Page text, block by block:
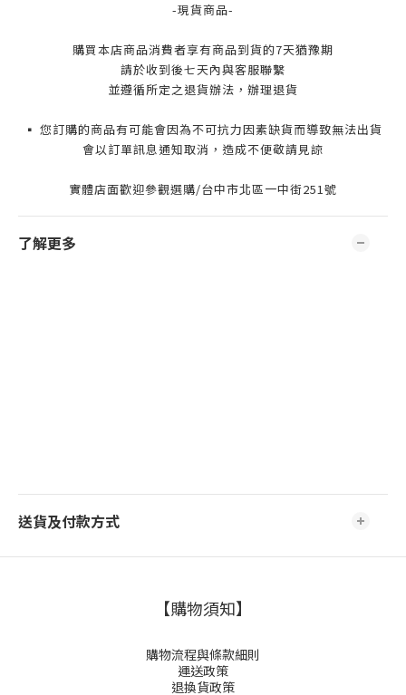
-現貨商品-
購買本店商品消費者享有商品到貨的7天猶豫期
請於收到後七天內與客服聯繫
並遵循所定之退貨辦法，辦理退貨
▪️ 您訂購的商品有可能會因為不可抗力因素缺貨而導致無法出貨
會以訂單訊息通知取消，造成不便敬請見諒
實體店面歡迎參觀選購/台中市北區一中街251號
了解更多
送貨及付款方式
【購物須知】
購物流程與條款細則
運送政策
退換貨政策